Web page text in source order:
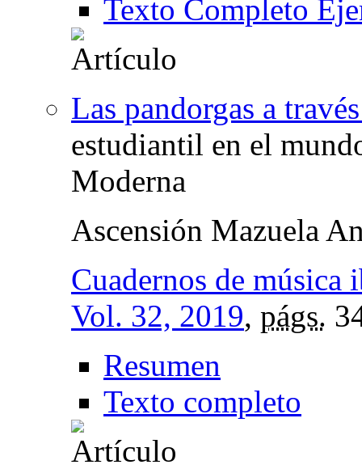
Texto Completo
Las pandorgas a
estudiantil en el
Moderna
Ascensión Mazuela
Cuadernos de música
Vol. 32, 2019, págs.
Resumen
Texto completo